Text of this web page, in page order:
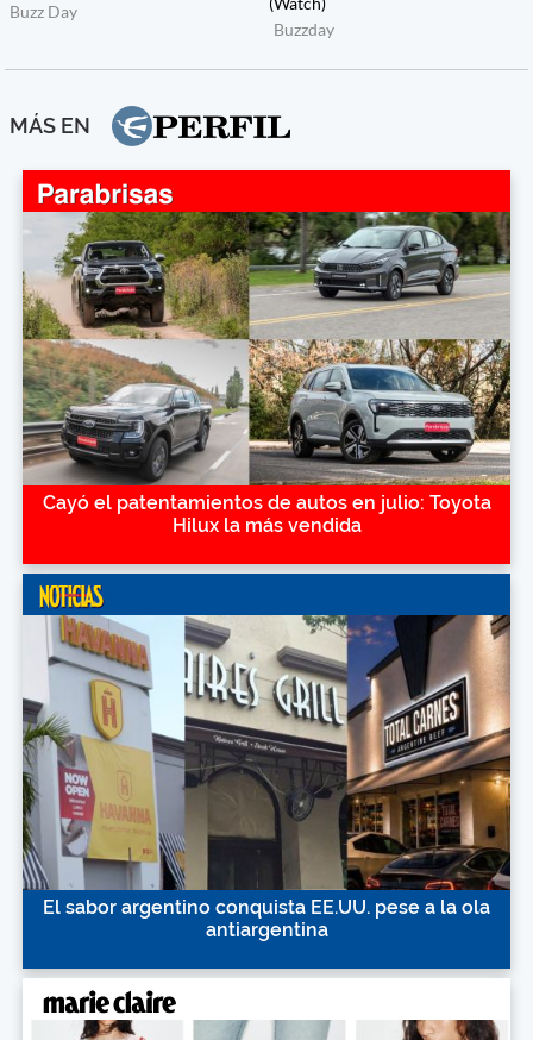
MÁS EN
Cayó el patentamientos de autos en julio: Toyota
Hilux la más vendida
El sabor argentino conquista EE.UU. pese a la ola
antiargentina